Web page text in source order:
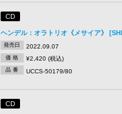
CD
ヘンデル：オラトリオ《メサイア》
発売日 2022.09.07
価 格 ¥2,420 (税込)
品 番 UCCS-50179/80
CD